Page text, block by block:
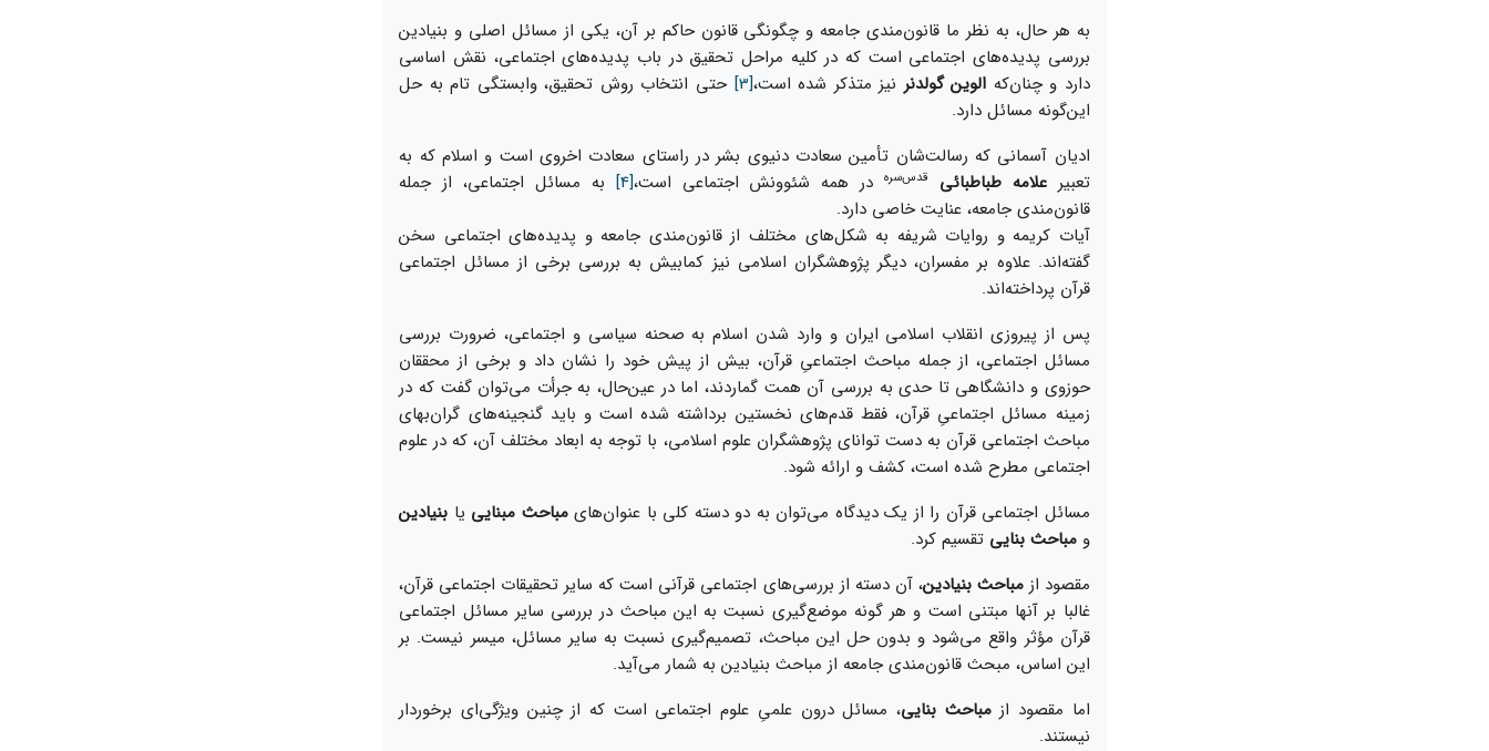
به هر حال، به نظر ما قانون‌‏مندى جامعه و چگونگى قانون حاكم بر آن، يكى از مسائل اصلى و بنيادين
بررسى پديده‌‏هاى اجتماعى است كه در كليه مراحل تحقيق در باب پديده‌‏هاى اجتماعى، نقش اساسى
دارد و چنان‏‌كه الوين گولدنر نيز متذكر شده است،[3]
حتى انتخاب روش تحقيق، وابستگى تام به حل
اين‏‌گونه مسائل دارد.
اديان آسمانى كه رسالت‌شان تأمين سعادت دنيوى بشر در راستاى سعادت اخروى است و اسلام كه به
تعبيرعلامه طباطبائى قدس‌‏سرهدر همه شئوونش اجتماعى است،[4]
به مسائل اجتماعى، از جمله
قانون‌‏مندى جامعه، عنايت خاصى دارد.
آيات كريمه و روايات شريفه به شكل‌هاى مختلف از قانون‌‏مندى جامعه و پديده‏‌هاى اجتماعى سخن
گفته‏‌اند. علاوه بر مفسران، ديگر پژوهشگران اسلامى‌ نيز كمابيش به بررسى برخى از مسائل اجتماعى
قرآن پرداخته‌‏اند.
پس از پيروزى انقلاب اسلامى ايران و وارد شدن اسلام به صحنه سياسى و اجتماعى، ضرورت بررسى
مسائل اجتماعى، از جمله مباحث اجتماعىِ قرآن، بيش از پيش خود را نشان داد و برخى از محققان
حوزوى و دانشگاهى تا حدى به بررسى آن همت گماردند، اما در عين‌حال، به جرأت مى‌‏توان گفت كه در
زمينه مسائل اجتماعىِ قرآن، فقط قدم‌‏هاى نخستين برداشته شده است و بايد گنجينه‌‏هاى گران‏‌بهاى
مباحث اجتماعى قرآن به دست تواناى پژوهشگران علوم اسلامى، با توجه به ابعاد مختلف آن، كه در علوم
اجتماعى مطرح شده است، كشف و ارائه شود.
مسائل اجتماعى قرآن را از يک ديدگاه مى‏‌توان به دو دسته كلى با عنوان‌‏هاىمباحث مبنايى يا بنيادين
ومباحث بنايى تقسيم كرد.
مقصود ازمباحث بنيادين، آن دسته از بررسى‌‏هاى اجتماعى قرآنى است كه ساير تحقيقات اجتماعى قرآن،
غالبا بر آن‏ها مبتنى است و هر گونه موضع‌‏گيرى نسبت به اين مباحث در بررسى ساير مسائل اجتماعى
قرآن مؤثر واقع مى‌‏شود و بدون حل اين مباحث، تصميم‌‏گيرى نسبت به ساير مسائل، ميسر نيست. بر
اين اساس، مبحث قانون‌‏مندى جامعه از مباحث بنيادين به شمار مى‌‏آيد.
اما مقصود ازمباحث بنايى، مسائل درون علمىِ علوم اجتماعى است كه از چنين ويژگى‌‏اى برخوردار
نيستند.